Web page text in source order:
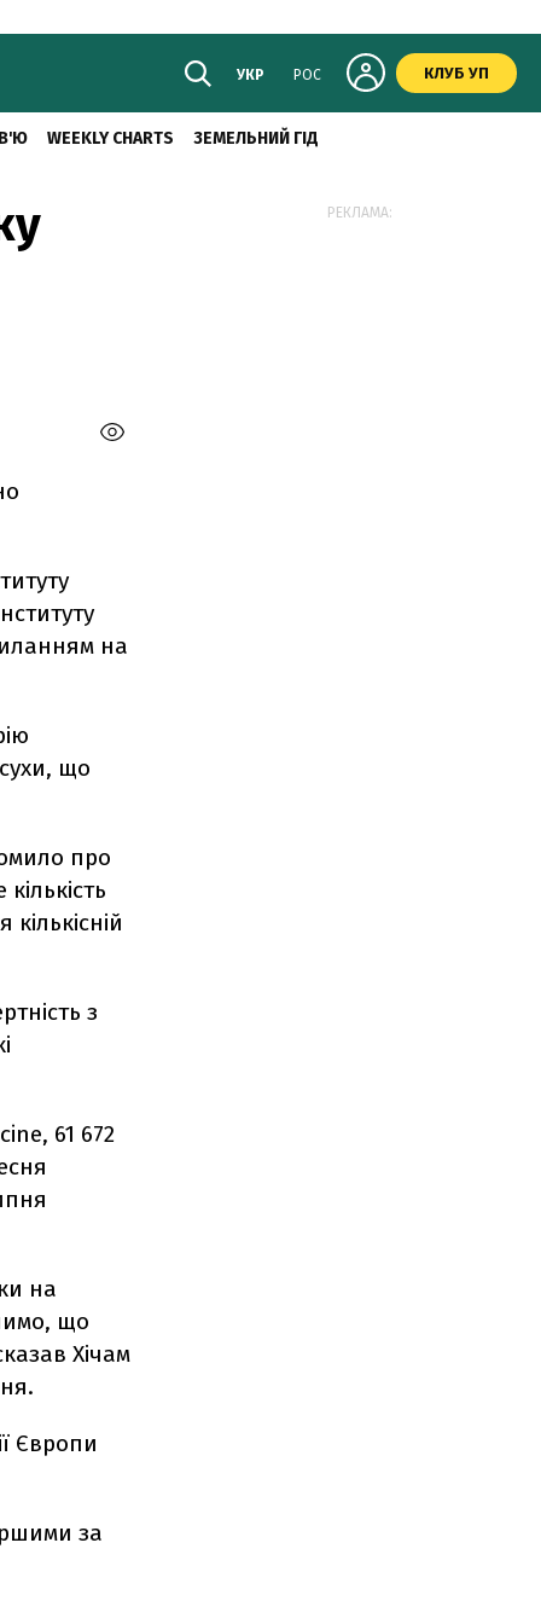
УКР РОС КЛУБ УП
WEEKLY CHARTS ЗЕМЕЛЬНИЙ ГІД
на
що
про
з
61 672
на
що
Хічам
Європи
за
РЕКЛАМА: